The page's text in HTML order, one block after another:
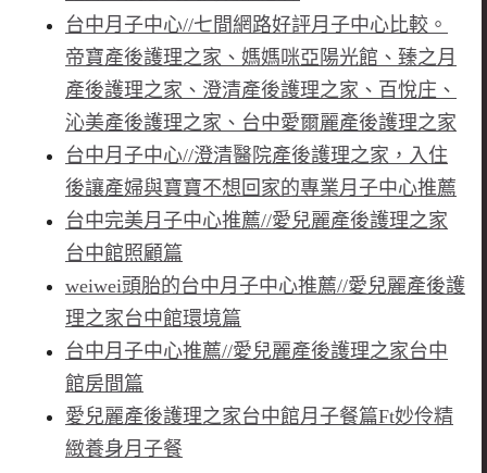
台中月子中心//七間網路好評月子中心比較。
帝寶產後護理之家、媽媽咪亞陽光館、臻之月
產後護理之家、澄清產後護理之家、百悅庄、
沁美產後護理之家、台中愛爾麗產後護理之家
台中月子中心//澄清醫院產後護理之家，入住
後讓產婦與寶寶不想回家的專業月子中心推薦
台中完美月子中心推薦//愛兒麗產後護理之家
台中館照顧篇
weiwei頭胎的台中月子中心推薦//愛兒麗產後護
理之家台中館環境篇
台中月子中心推薦//愛兒麗產後護理之家台中
館房間篇
愛兒麗產後護理之家台中館月子餐篇Ft妙伶精
緻養身月子餐